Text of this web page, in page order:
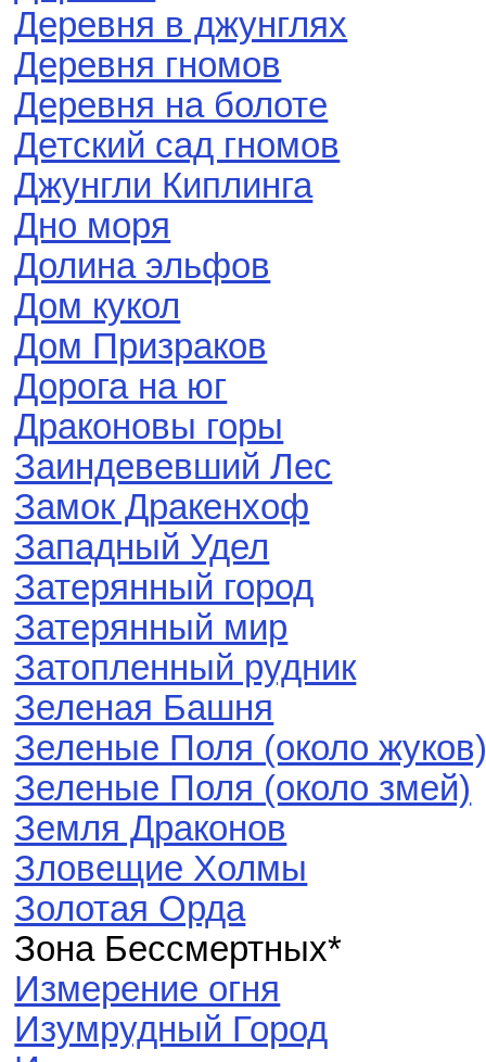
Деревня в джунглях
Деревня гномов
Деревня на болоте
Детский сад гномов
Джунгли Киплинга
Дно моря
Долина эльфов
Дом кукол
Дом Призраков
Дорога на юг
Драконовы горы
Заиндевевший Лес
Замок Дракенхоф
Западный Удел
Затерянный город
Затерянный мир
Затопленный рудник
Зеленая Башня
Зеленые Поля (около
Зеленые Поля (около змей)
Земля Драконов
Зловещие Холмы
Золотая Орда
Зона Бессмертных*
Измерение огня
Изумрудный Город